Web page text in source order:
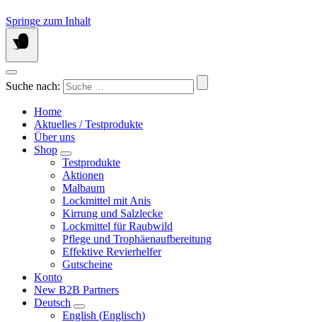
Springe zum Inhalt
Suche nach:
Home
Aktuelles / Testprodukte
Über uns
Shop
Testprodukte
Aktionen
Malbaum
Lockmittel mit Anis
Kirrung und Salzlecke
Lockmittel für Raubwild
Pflege und Trophäenaufbereitung
Effektive Revierhelfer
Gutscheine
Konto
New B2B Partners
Deutsch
English (Englisch)